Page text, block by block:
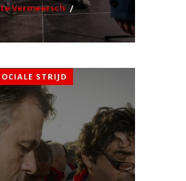
Vermeersch
STRIJD